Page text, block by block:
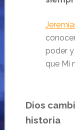
poder
que Mi
Dios
historia